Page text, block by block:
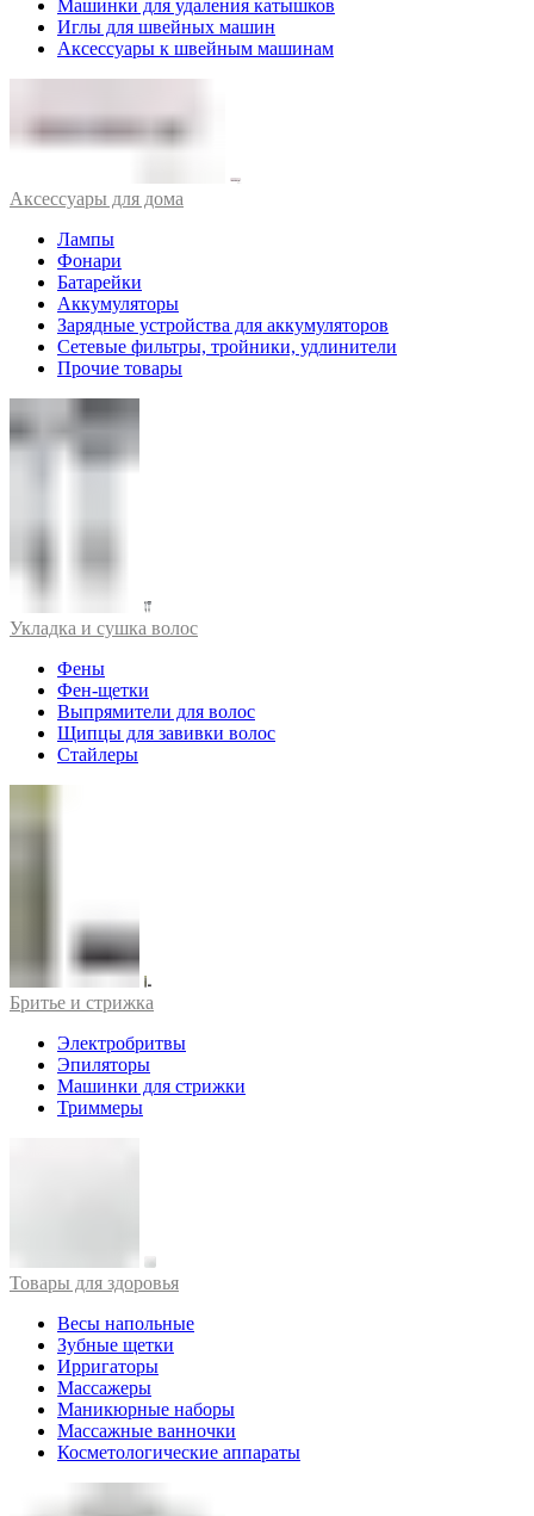
Машинки для удаления катышков
Иглы для швейных машин
Аксессуары к швейным машинам
Аксессуары для дома
Лампы
Фонари
Батарейки
Аккумуляторы
Зарядные устройства для аккумуляторов
Сетевые фильтры, тройники, удлинители
Прочие товары
Укладка и сушка волос
Фены
Фен-щетки
Выпрямители для волос
Щипцы для завивки волос
Стайлеры
Бритье и стрижка
Электробритвы
Эпиляторы
Машинки для стрижки
Триммеры
Товары для здоровья
Весы напольные
Зубные щетки
Ирригаторы
Массажеры
Маникюрные наборы
Массажные ванночки
Косметологические аппараты